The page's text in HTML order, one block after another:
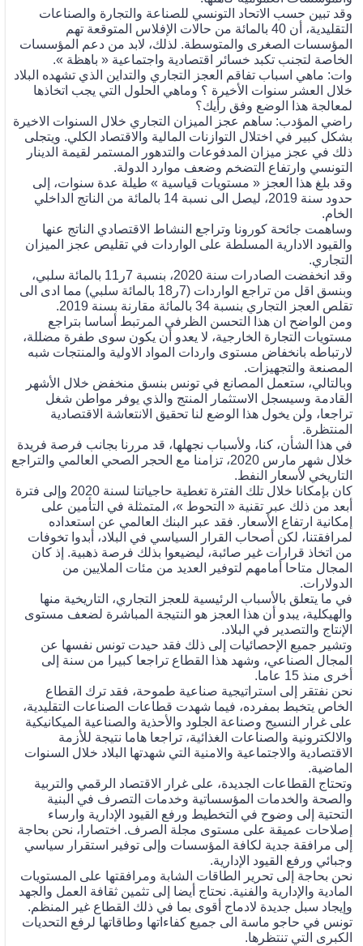
وقد تبين حسب الاتحاد التونسي للصناعة والتجارة والصناعات
التقليدية، أن 40 بالمائة من حالات الإفلاس المتوقعة تهم
المؤسسات الصغرى والمتوسطة. لذلك، لابد من دعم المؤسسات
الخاصة لتجنب تكبد خسائر اقتصادية واجتماعية « باهظة ».
وات: ماهي اسباب تفاقم العجز التجاري والتداين الذي تشهده البلاد
خلال العشر سنوات الأخيرة ؟ وماهي الحلول التي يجب اتخاذها
لمعالجة هذا الوضع وفق رأيك؟
راضي المؤدب: ساهم عجز الميزان التجاري خلال السنوات الاخيرة
بشكل كبير في اختلال التوازنات المالية والاقتصاد الكلي. ويتجلى
ذلك في عجز ميزان المدفوعات والتدهور المستمر لقيمة الدينار
التونسي وارتفاع التضخم وضعف موارد الدولة.
وقد بلغ هذا العجز « مستويات قياسية » طيلة عدة سنوات، إلى
حدود سنة 2019، ليصل الى نسبة 14 بالمائة من الناتج الداخلي
الخام.
وساهمت جائحة كورونا وتراجع النشاط الاقتصادي الناتج عنها
والقيود الادارية المسلطة على الواردات في تقليص عجز الميزان
التجاري.
وقد انخفضت الصادرات سنة 2020، بنسبة 7ر11 بالمائة سلبي،
وبنسق اقل من تراجع الواردات (7ر18 بالمائة سلبي) مما ادى الى
تقلص العجز التجاري بنسبة 34 بالمائة مقارنة بسنة 2019.
ومن الواضح ان هذا التحسن الظرفي المرتبط أساسا بتراجع
مستويات التجارة الخارجية، لا يعدو أن يكون سوى طفرة مضللة،
لارتباطه بانخفاض مستوى واردات المواد الاولية والمنتجات شبه
المصنعة والتجهيزات.
وبالتالي، ستعمل المصانع في تونس بنسق منخفض خلال الأشهر
القادمة وسيسجل الاستثمار المنتج والذي يوفر مواطن شغل
تراجعا، ولن يخول هذا الوضع لنا تحقيق الانتعاشة الاقتصادية
المنتظرة.
في هذا الشأن، كنا، ولأسباب نجهلها، قد مررنا بجانب فرصة فريدة
خلال شهر مارس 2020، تزامنا مع الحجر الصحي العالمي والتراجع
التاريخي لأسعار النفط.
كان بإمكانا خلال تلك الفترة تغطية حاجياتنا لسنة 2020 وإلى فترة
أبعد من ذلك عبر تقنية « التحوط »، المتمثلة في التأمين على
إمكانية ارتفاع الأسعار. فقد عبر البنك العالمي عن استعداده
لمرافقتنا، لكن أصحاب القرار السياسي في البلاد، أبدوا تخوفات
من اتخاذ قرارات غير صائبة، ليضيعوا بذلك فرصة ذهبية. إذ كان
المجال متاحا أمامهم لتوفير العديد من مئات الملايين من
الدولارات.
في ما يتعلق بالأسباب الرئيسية للعجز التجاري، التاريخية منها
والهيكلية، يبدو أن هذا العجز هو النتيجة المباشرة لضعف مستوى
الإنتاج والتصدير في البلاد.
وتشير جميع الإحصائيات إلى ذلك فقد حيدت تونس نفسها عن
المجال الصناعي، وشهد هذا القطاع تراجعا كبيرا من سنة إلى
أخرى منذ 15 عاما.
نحن نفتقر إلى استراتيجية صناعية طموحة، فقد ترك القطاع
الخاص يتخبط بمفرده، فيما شهدت قطاعات الصناعات التقليدية،
على غرار النسيج وصناعة الجلود والأحذية والصناعية الميكانيكية
والالكترونية والصناعات الغذائية، تراجعا هاما نتيجة للأزمة
الاقتصادية والاجتماعية والامنية التي شهدتها البلاد خلال السنوات
الماضية.
وتحتاج القطاعات الجديدة، على غرار الاقتصاد الرقمي والتربية
والصحة والخدمات المؤسساتية وخدمات التصرف في البنية
التحتية إلى وضوح في التخطيط ورفع القيود الإدارية وارساء
إصلاحات عميقة على مستوى مجلة الصرف. اختصارا، نحن بحاجة
إلى مرافقة جدية لكافة المؤسسات وإلى توفير استقرار سياسي
وجبائي ورفع القيود الإدارية.
نحن بحاجة إلى تحرير الطاقات الشابة ومرافقتها على المستويات
المادية والإدارية والفنية. نحتاج أيضا إلى تثمين ثقافة العمل والجهد
وإيجاد سبل جديدة لادماج أقوى بما في ذلك القطاع غير المنظم.
تونس في حاجو ماسة الى جميع كفاءاتها وطاقاتها لرفع التحديات
الكبرى التي تنتظرها.